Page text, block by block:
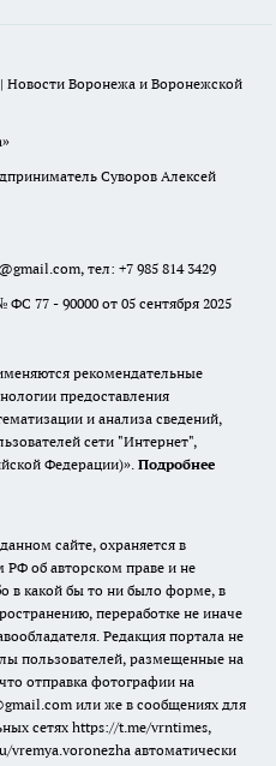
Воронежа и Воронежской
Суворов Алексей
тел: +7 985 814 3429
77 - 90000 от 05 сентября 2025
рекомендательные
предоставления
и анализа сведений,
сети "Интернет",
Федерации)». Подробнее
сайте, охраняется в
РФ об авторском праве и не
в какой бы то ни было форме, в
переработке не иначе
Редакция портала не
пользователей, размещенные на
отправка фотографии на
или же в сообщениях для
сетях https://t.me/vrntimes,
vremya.voronezha автоматически